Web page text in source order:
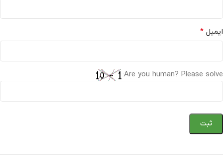
ایمیل *
Are you human? Please solve: